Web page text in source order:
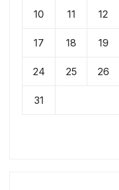
10 11 12
17 18 19
24 25 26
31